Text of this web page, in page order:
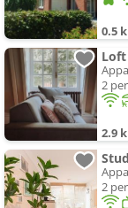
0.5
2
2.9
2